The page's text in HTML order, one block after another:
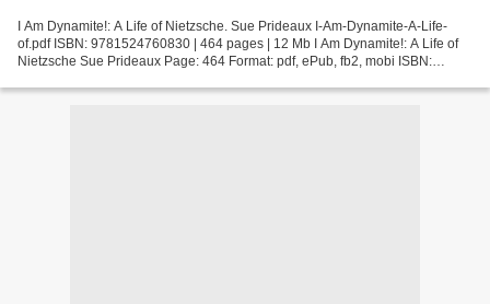
I Am Dynamite!: A Life of Nietzsche. Sue Prideaux I-Am-Dynamite-A-Life-
of.pdf ISBN: 9781524760830 | 464 pages | 12 Mb I Am Dynamite!: A Life of
Nietzsche Sue Prideaux Page: 464 Format: pdf, ePub, fb2, mobi ISBN: